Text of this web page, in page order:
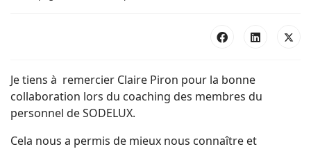
Je tiens à remercier Claire Piron pour la bonne
collaboration lors du coaching des membres du
personnel de SODELUX.
Cela nous a permis de mieux nous connaître et